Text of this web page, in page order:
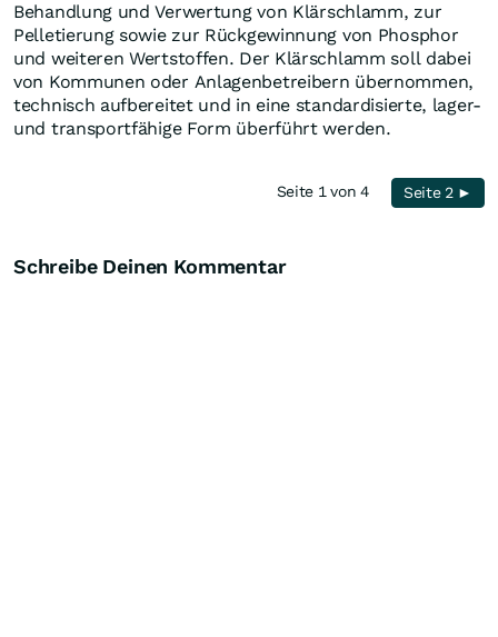
Behandlung und Verwertung von Klärschlamm, zur
Pelletierung sowie zur Rückgewinnung von Phosphor
und weiteren Wertstoffen. Der Klärschlamm soll dabei
von Kommunen oder Anlagenbetreibern übernommen,
technisch aufbereitet und in eine standardisierte, lager-
und transportfähige Form überführt werden.
Seite 1 von 4 Seite 2 ►
Schreibe Deinen Kommentar